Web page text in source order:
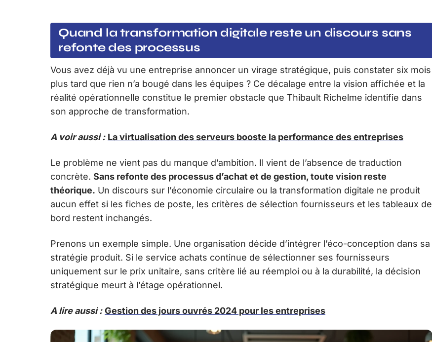
Quand la transformation digitale reste un discours sans
refonte des processus
Vous avez déjà vu une entreprise annoncer un virage stratégique, puis constater six mois
plus tard que rien n’a bougé dans les équipes ? Ce décalage entre la vision affichée et la
réalité opérationnelle constitue le premier obstacle que Thibault Richelme identifie dans
son approche de transformation.
A voir aussi : La virtualisation des serveurs booste la performance des entreprises
Le problème ne vient pas du manque d’ambition. Il vient de l’absence de traduction
concrète. Sans refonte des processus d’achat et de gestion, toute vision reste
théorique. Un discours sur l’économie circulaire ou la transformation digitale ne produit
aucun effet si les fiches de poste, les critères de sélection fournisseurs et les tableaux de
bord restent inchangés.
Prenons un exemple simple. Une organisation décide d’intégrer l’éco-conception dans sa
stratégie produit. Si le service achats continue de sélectionner ses fournisseurs
uniquement sur le prix unitaire, sans critère lié au réemploi ou à la durabilité, la décision
stratégique meurt à l’étage opérationnel.
A lire aussi : Gestion des jours ouvrés 2024 pour les entreprises